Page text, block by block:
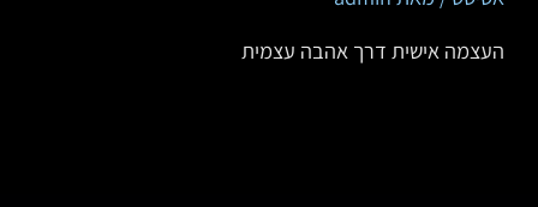
העצמה אישית דרך אהבה עצמית